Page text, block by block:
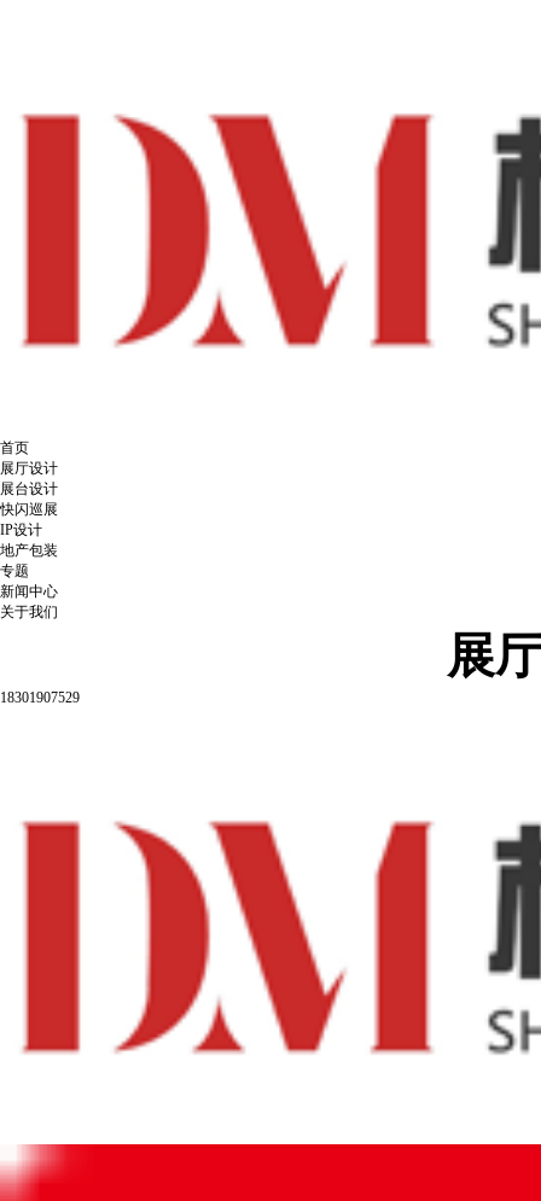
首页
展厅设计
展台设计
快闪巡展
IP设计
地产包装
专题
新闻中心
关于我们
展
18301907529